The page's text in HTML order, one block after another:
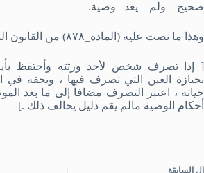
صحيح ولم يعد وصية.
وهذا ما نصت عليه (المادة_٨٧٨) من القانون المدني :
[ إذا تصرف شخص لأحد ورثته وأحتفظ
بحيازة العين التي تصرف فيها ، وبحقه في
حياته ، اعتبر التصرف مضافاً إلى ما بعد
أحكام الوصية مالم يقم دليل يخالف ذلك .]
ال السابقة